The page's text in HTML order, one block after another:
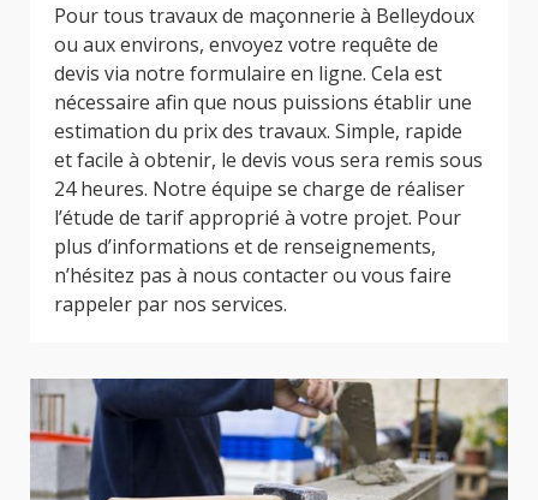
Pour tous travaux de maçonnerie à Belleydoux
ou aux environs, envoyez votre requête de
devis via notre formulaire en ligne. Cela est
nécessaire afin que nous puissions établir une
estimation du prix des travaux. Simple, rapide
et facile à obtenir, le devis vous sera remis sous
24 heures. Notre équipe se charge de réaliser
l’étude de tarif approprié à votre projet. Pour
plus d’informations et de renseignements,
n’hésitez pas à nous contacter ou vous faire
rappeler par nos services.